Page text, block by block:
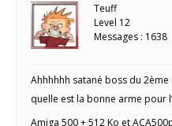
Teuff
Level 12
Messages : 1638
Ahhhhhh satané boss du 2ème
quelle est la bonne arme pour
Amiga 500 + 512 Ko et